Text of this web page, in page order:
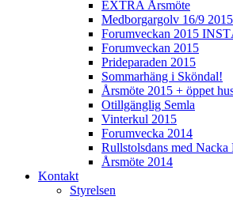
EXTRA Årsmöte
Medborgargolv 16/9 2015
Forumveckan 2015
Forumveckan 2015
Prideparaden 2015
Sommarhäng i Sköndal!
Årsmöte 2015 + öppet
Otillgänglig Semla
Vinterkul 2015
Forumvecka 2014
Rullstolsdans med Nacka
Årsmöte 2014
Kontakt
Styrelsen